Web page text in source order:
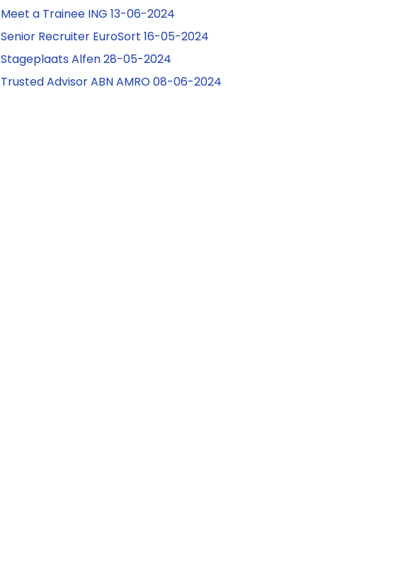
Meet a Trainee ING 13-06-2024
Senior Recruiter EuroSort 16-05-2024
Stageplaats Alfen 28-05-2024
Trusted Advisor ABN AMRO 08-06-2024